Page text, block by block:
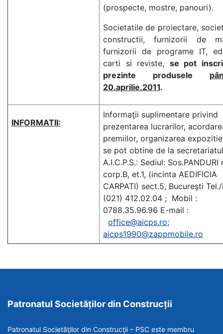
(prospecte, mostre, panouri).
Societatile de proiectare,
constructii, furnizorii de
furnizorii de programe IT,
carti si reviste, se pot
prezinte produsele
20.aprilie.2011.
INFORMATII:
Informaţii suplimentare privind
prezentarea lucrarilor,
premiilor, organizarea
se pot obtine de la secretariatul
A.I.C.P.S.: Sediul: Sos.PANDURI
corp.B, et.1, (incinta AEDIFICIA
CARPATI) sect.5, Bucureşti
(021) 412.02.04 ; Mobil :
0788.35.96.96 E-mail :
office@aicps.ro;
aicps1990@zappmobile.ro
Patronatul Societăților din Construcții
Patronatul Societăţilor din Construcţii – PSC este membru